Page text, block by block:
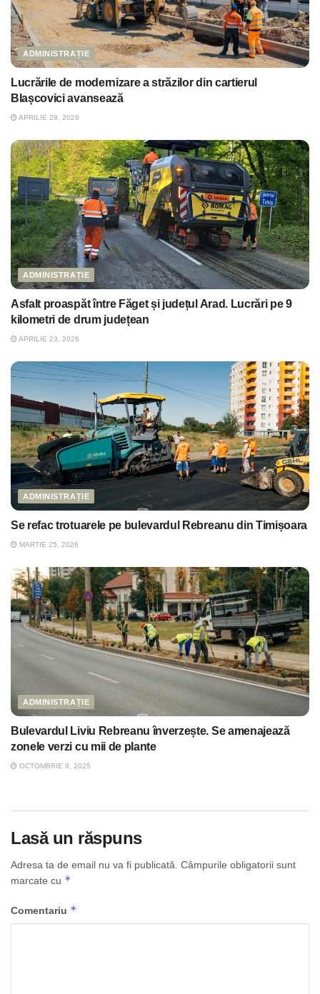
ADMINISTRAȚIE
Lucrările de modernizare a străzilor din cartierul
Blașcovici avansează
APRILIE 28, 2026
ADMINISTRAȚIE
Asfalt proaspăt între Făget și județul Arad. Lucrări pe 9
kilometri de drum județean
APRILIE 23, 2026
ADMINISTRAȚIE
Se refac trotuarele pe bulevardul Rebreanu din Timișoara
MARTIE 25, 2026
ADMINISTRAȚIE
Bulevardul Liviu Rebreanu înverzește. Se amenajează
zonele verzi cu mii de plante
OCTOMBRIE 9, 2025
Lasă un răspuns
Adresa ta de email nu va fi publicată. Câmpurile obligatorii sunt
marcate cu *
Comentariu *